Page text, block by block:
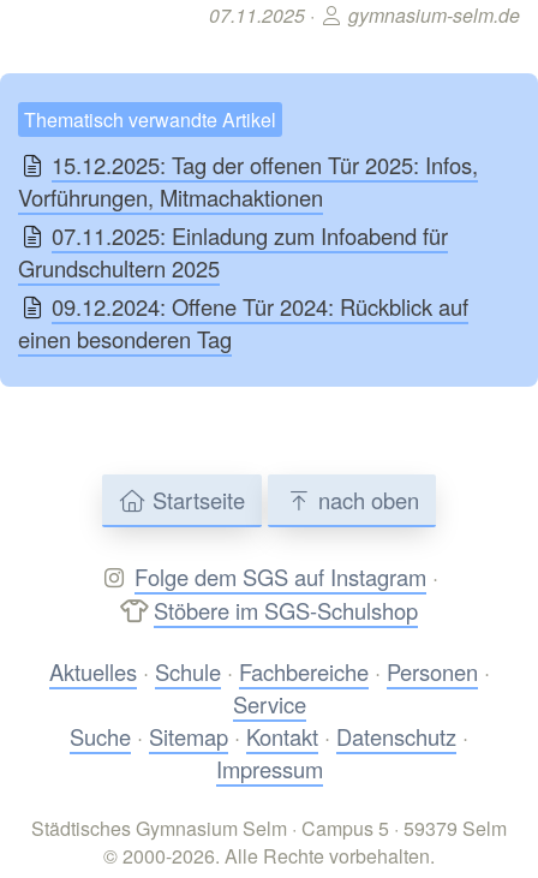
07.11.2025 · gymnasium-selm.de
Thematisch verwandte Artikel
15.12.2025: Tag der offenen Tür 2025: Infos,
Vorführungen, Mitmachaktionen
07.11.2025: Einladung zum Infoabend für
Grundschultern 2025
09.12.2024: Offene Tür 2024: Rückblick auf
einen besonderen Tag
Startseite nach oben
Folge dem SGS auf Instagram ·
Stöbere im SGS-Schulshop
Aktuelles· Schule· Fachbereiche· Personen ·
Service
Suche · Sitemap · Kontakt · Datenschutz ·
Impressum
Städtisches Gymnasium Selm · Campus 5 · 59379 Selm
© 2000-2026. Alle Rechte vorbehalten.